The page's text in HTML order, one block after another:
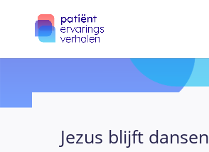
Jezus blijft dansen